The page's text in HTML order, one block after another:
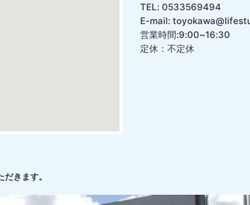
TEL: 0533569494
E-mail:
営業時間:9:00~16:30
定休：不定休
きます。